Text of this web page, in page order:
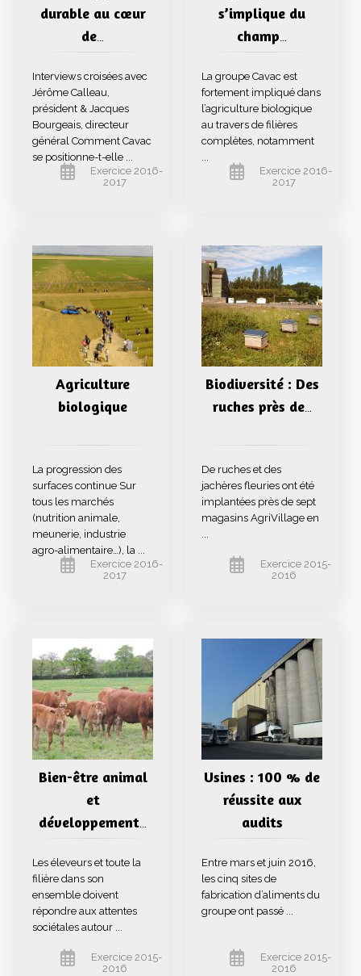
durable au cœur
de
Interviews croisées avec
Jérôme Calleau,
président & Jacques
Bourgeais, directeur
général Comment Cavac
se positionne-t-elle ...
Exercice 2016-
2017
s’implique du
champ
La groupe Cavac est
fortement impliqué dans
l’agriculture biologique
au travers de filières
complètes, notamment
...
Exercice 2016-
2017
Agriculture
biologique
La progression des
surfaces continue Sur
tous les marchés
(nutrition animale,
meunerie, industrie
agro-alimentaire…), la ...
Exercice 2016-
2017
Biodiversité : Des
ruches près de…
De ruches et des
jachères fleuries ont été
implantées près de sept
magasins AgriVillage en
...
Exercice 2015-
2016
Bien-être animal
et
développement
Les éleveurs et toute la
filière dans son
ensemble doivent
répondre aux attentes
sociétales autour ...
Exercice 2015-
2016
Usines : 100 % de
réussite aux
audits
Entre mars et juin 2016,
les cinq sites de
fabrication d’aliments du
groupe ont passé ...
Exercice 2015-
2016